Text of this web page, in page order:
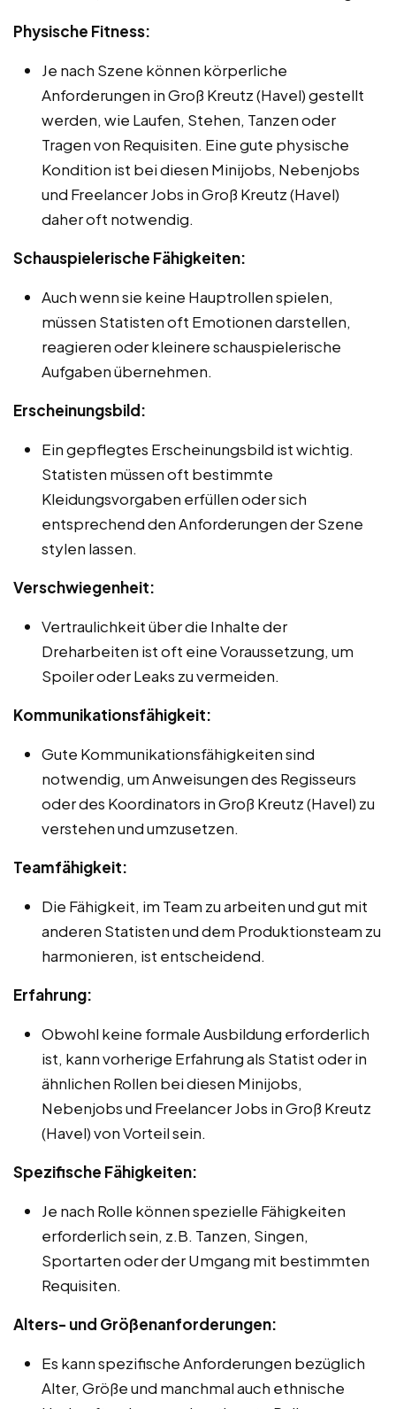
Physische Fitness:
Je nach Szene können körperliche
Anforderungen in Groß Kreutz (Havel) gestellt
werden, wie Laufen, Stehen, Tanzen oder
Tragen von Requisiten. Eine gute physische
Kondition ist bei diesen Minijobs, Nebenjobs
und Freelancer Jobs in Groß Kreutz (Havel)
daher oft notwendig.
Schauspielerische Fähigkeiten:
Auch wenn sie keine Hauptrollen spielen,
müssen Statisten oft Emotionen darstellen,
reagieren oder kleinere schauspielerische
Aufgaben übernehmen.
Erscheinungsbild:
Ein gepflegtes Erscheinungsbild ist wichtig.
Statisten müssen oft bestimmte
Kleidungsvorgaben erfüllen oder sich
entsprechend den Anforderungen der Szene
stylen lassen.
Verschwiegenheit:
Vertraulichkeit über die Inhalte der
Dreharbeiten ist oft eine Voraussetzung, um
Spoiler oder Leaks zu vermeiden.
Kommunikationsfähigkeit:
Gute Kommunikationsfähigkeiten sind
notwendig, um Anweisungen des Regisseurs
oder des Koordinators in Groß Kreutz (Havel) zu
verstehen und umzusetzen.
Teamfähigkeit:
Die Fähigkeit, im Team zu arbeiten und gut mit
anderen Statisten und dem Produktionsteam zu
harmonieren, ist entscheidend.
Erfahrung:
Obwohl keine formale Ausbildung erforderlich
ist, kann vorherige Erfahrung als Statist oder in
ähnlichen Rollen bei diesen Minijobs,
Nebenjobs und Freelancer Jobs in Groß Kreutz
(Havel) von Vorteil sein.
Spezifische Fähigkeiten:
Je nach Rolle können spezielle Fähigkeiten
erforderlich sein, z.B. Tanzen, Singen,
Sportarten oder der Umgang mit bestimmten
Requisiten.
Alters- und Größenanforderungen:
Es kann spezifische Anforderungen bezüglich
Alter, Größe und manchmal auch ethnische